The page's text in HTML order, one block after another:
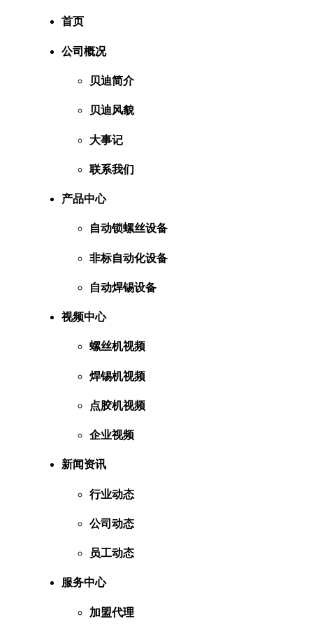
首页
公司概况
贝迪简介
贝迪风貌
大事记
联系我们
产品中心
自动锁螺丝设备
非标自动化设备
自动焊锡设备
视频中心
螺丝机视频
焊锡机视频
点胶机视频
企业视频
新闻资讯
行业动态
公司动态
员工动态
服务中心
加盟代理